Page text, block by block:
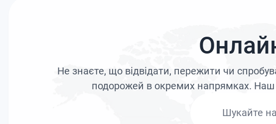
Не знаєте, що відвідати, пережити чи
подорожей в окремих напрямках. Наш